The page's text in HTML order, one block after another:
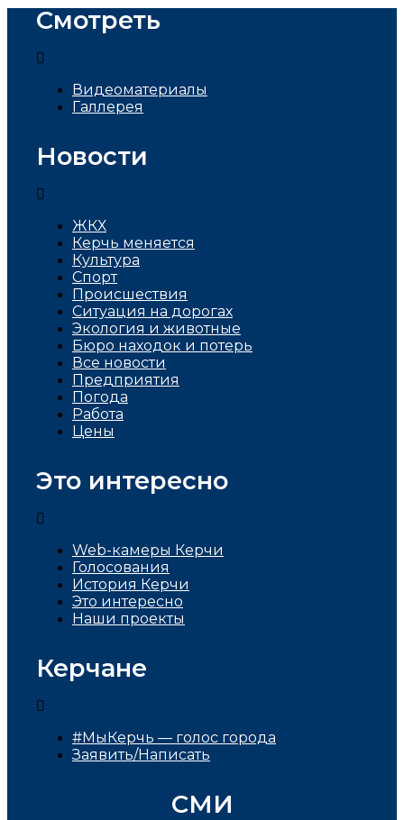
Смотреть
Видеоматериалы
Галлерея
Новости
ЖКХ
Керчь меняется
Культура
Спорт
Проиcшествия
Ситуация на дорогах
Экология и животные
Бюро находок и потерь
Все новости
Предприятия
Погода
Работа
Цены
Это интересно
Web-камеры Керчи
Голосования
История Керчи
Это интересно
Наши проекты
Керчане
#МыКерчь — голос города
Заявить/Написать
СМИ